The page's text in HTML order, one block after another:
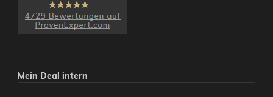
Mein Deal intern